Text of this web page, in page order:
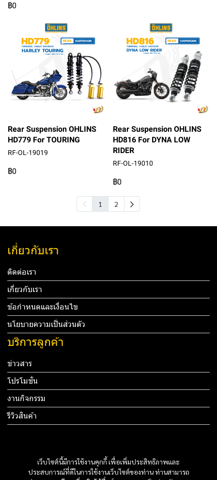
฿0
Rear Suspension OHLINS
HD779 For TOURING
RF-OL-19019
฿0
Rear Suspension OHLINS
HD816 For DYNA LOW
RIDER
RF-OL-19010
฿0
1 2
เว็บไซต์นี้มีการใช้งานคุกกี้ เพื่อเพิ่มประสิทธิภาพและ
ประสบการณ์ที่ดีในการใช้งานเว็บไซต์ของท่าน ท่านสามารถ
เกี่ยวกับเรา
ติดต่อเรา
เกี่ยวกับเรา
ข้อกำหนดและเงื่อนไข
นโยบายความเป็นส่วนตัว
บริการลูกค้า
ข่าวสาร
โปรโมชั่น
งานกิจกรรม
รีวิวสินค้า
ทดสอบ 4